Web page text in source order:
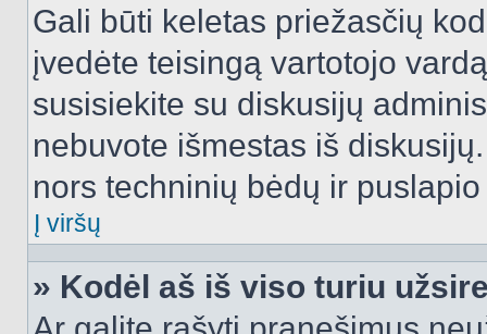
Gali būti keletas priežasčių
įvedėte teisingą vartotojo
susisiekite su diskusijų
nebuvote išmestas iš
nors techninių bėdų ir
Į viršų
» Kodėl aš iš viso turiu